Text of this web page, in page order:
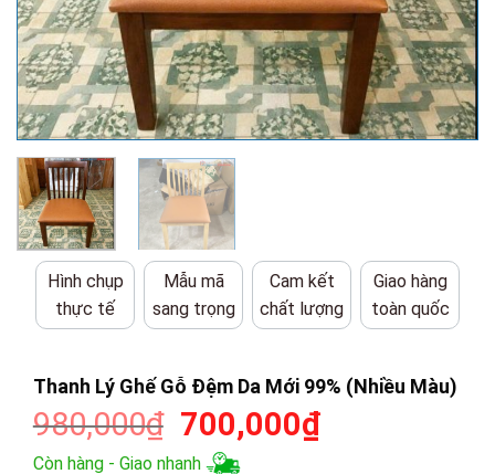
Hình chụp
thực tế
Mẫu mã
sang trọng
Cam kết
chất lượng
Giao hàng
toàn quốc
Thanh Lý Ghế Gỗ Đệm Da Mới 99% (Nhiều Màu)
980,000₫ Giá
gốc
700,000₫Giá
Còn hàng - Giao nhanh